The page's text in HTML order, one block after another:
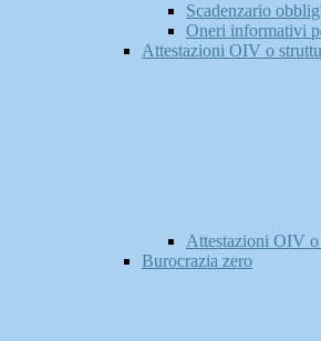
Scadenzario
Oneri informativi
Attestazioni OIV o
Attestazioni OIV o
Burocrazia zero